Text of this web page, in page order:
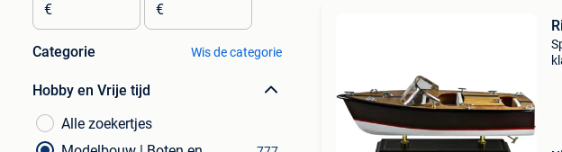
€ €
Categorie Wis de categorie
Hobby en Vrije tijd
Alle zoekertjes